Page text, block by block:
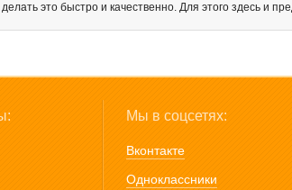
это быстро и качественно. Для этого здесь и
Мы в соцсетях:
Вконтакте
Одноклассники